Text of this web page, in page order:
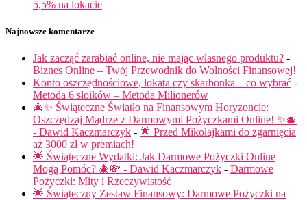
5,5% na lokacie
Najnowsze komentarze
Jak zacząć zarabiać online, nie mając własnego produktu? -
Biznes Online – Twój Przewodnik do Wolności Finansowej!
Konto oszczędnościowe, lokata czy skarbonka – co wybrać -
Metoda 6 słoików – Metoda Milionerów
🎄✨ Świąteczne Światło na Finansowym Horyzoncie:
Oszczędzaj Mądrze z Darmowymi Pożyczkami Online! ✨🎄
- Dawid Kaczmarczyk - 🌟 Przed Mikołajkami do zgarnięcia
aż 3000 zł w premiach!
🌟 Świąteczne Wydatki: Jak Darmowe Pożyczki Online
Mogą Pomóc? 🎄💸 - Dawid Kaczmarczyk - Darmowe
Pożyczki: Mity i Rzeczywistość
🌟 Świąteczny Zestaw Finansowy: Darmowe Pożyczki na